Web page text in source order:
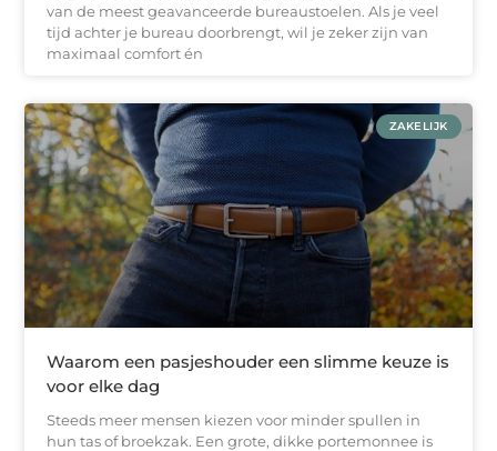
van de meest geavanceerde bureaustoelen. Als je veel
tijd achter je bureau doorbrengt, wil je zeker zijn van
maximaal comfort én
ZAKELIJK
Waarom een pasjeshouder een slimme keuze is
voor elke dag
Steeds meer mensen kiezen voor minder spullen in
hun tas of broekzak. Een grote, dikke portemonnee is